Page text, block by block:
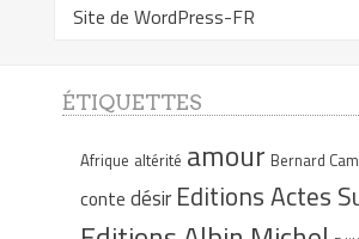
Site de WordPress-FR
ÉTIQUETTES
Afrique altérité amour Bernard
conte désir Editions Actes